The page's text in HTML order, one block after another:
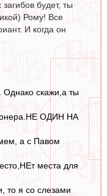
будет, ты
Рому! Все
И когда он
Однако скажи,а ты
ОДИН НА
а с Павом
места для
то я со слезами